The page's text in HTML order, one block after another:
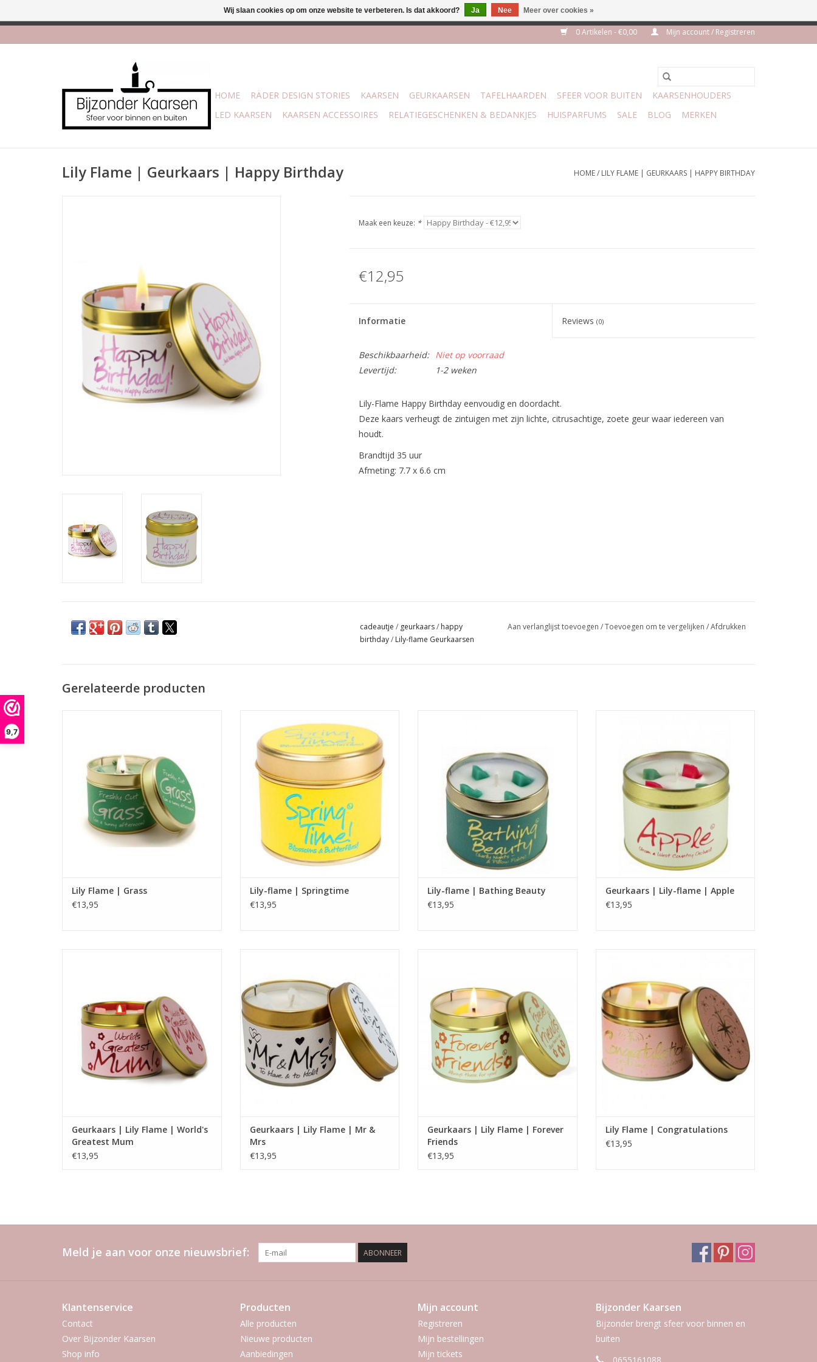
9,7
0 Artikelen - €0,00 Mijn account / Registreren
HOME RÄDER DESIGN STORIES KAARSEN GEURKAARSEN TAFELHAARDEN SFEER VOOR BUITEN
KAARSENHOUDERS
LED KAARSEN
KAARSEN ACCESSOIRES RELATIEGESCHENKEN & BEDANKJES HUISPARFUMS SALE BLOG MERKEN
Lily Flame | Geurkaars | Happy Birthday HOME/ LILY FLAME | GEURKAARS | HAPPY BIRTHDAY
Maak een keuze: *
€12,95
Informatie Reviews(0)
Beschikbaarheid:
Niet op voorraad
Levertijd:
1-2 weken
Lily-Flame Happy Birthday eenvoudig en doordacht.
Deze kaars verheugt de zintuigen met zijn lichte, citrusachtige, zoete geur waar iedereen van
houdt.
Brandtijd 35 uur
Afmeting: 7.7 x 6.6 cm
cadeautje / geurkaars/ happy
birthday/ Lily-flame Geurkaarsen
Aan verlanglijst toevoegen /Toevoegen om te vergelijken /Afdrukken
Gerelateerde producten
Lily Flame | Grass
€13,95
Afmeting: 7.7 x 6.6 cm
TOEVOEGEN AAN WINKELWAGEN
Lily-flame | Springtime
€13,95
Lily-flame | Bathing Beauty
€13,95
Geurkaars | Lily-flame | Apple
€13,95
Geurkaars | Lily Flame | World's
Greatest Mum
€13,95
TOEVOEGEN AAN WINKELWAGEN
Geurkaars | Lily Flame | Mr &
Mrs
€13,95
TOEVOEGEN AAN WINKELWAGEN
Geurkaars | Lily Flame | Forever
Friends
€13,95
Lily Flame | Congratulations
€13,95
Meld je aan voor onze nieuwsbrief: ABONNEER
Klantenservice
Contact
Over Bijzonder Kaarsen
Shop info
Producten
Alle producten
Nieuwe producten
Aanbiedingen
Mijn account
Registreren
Mijn bestellingen
Mijn tickets
Bijzonder Kaarsen
Bijzonder brengt sfeer voor binnen en
buiten
Wij slaan cookies op om onze website te verbeteren. Is dat akkoord? Ja Nee Meer over cookies »
Afhalen is mogelijk bij mijn winkel Trotz | Belvederelaan 107 Zwolle | 27 juli t/m 3 aug VAKANTIE